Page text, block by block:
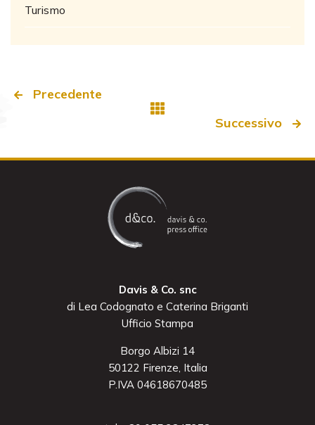
Turismo
Precedente
Successivo
Davis & Co. snc
di Lea Codognato e Caterina Briganti
Ufficio Stampa
Borgo Albizi 14
50122 Firenze, Italia
P.IVA 04618670485